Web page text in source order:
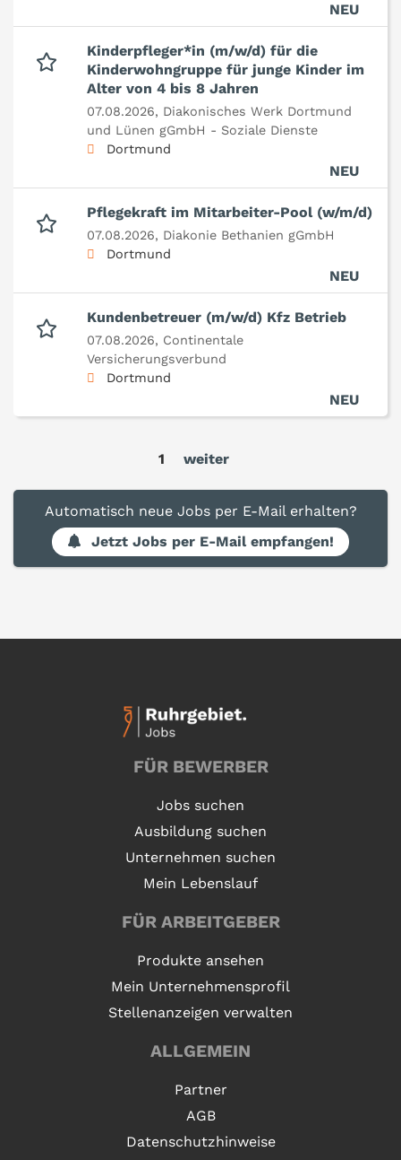
NEU
Kinderpfleger*in (m/w/d) für die
Kinderwohngruppe für junge Kinder im
Alter von 4 bis 8 Jahren
07.08.2026, Diakonisches Werk Dortmund
und Lünen gGmbH - Soziale Dienste
Dortmund
NEU
Pflegekraft im Mitarbeiter-Pool (w/m/d)
07.08.2026, Diakonie Bethanien gGmbH
Dortmund
NEU
Kundenbetreuer (m/w/d) Kfz Betrieb
07.08.2026, Continentale
Versicherungsverbund
Dortmund
NEU
1 weiter
Automatisch neue Jobs per E-Mail erhalten?
Jetzt Jobs per E-Mail empfangen!
FÜR BEWERBER
Jobs suchen
Ausbildung suchen
Unternehmen suchen
Mein Lebenslauf
FÜR ARBEITGEBER
Produkte ansehen
Mein Unternehmensprofil
Stellenanzeigen verwalten
ALLGEMEIN
Partner
AGB
Datenschutzhinweise